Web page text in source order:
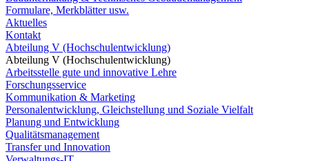
Formulare, Merkblätter usw.
Aktuelles
Kontakt
Abteilung V (Hochschulentwicklung)
Abteilung V (Hochschulentwicklung)
Arbeitsstelle gute und innovative Lehre
Forschungsservice
Kommunikation & Marketing
Personalentwicklung, Gleichstellung und Soziale Vielfalt
Planung und Entwicklung
Qualitätsmanagement
Transfer und Innovation